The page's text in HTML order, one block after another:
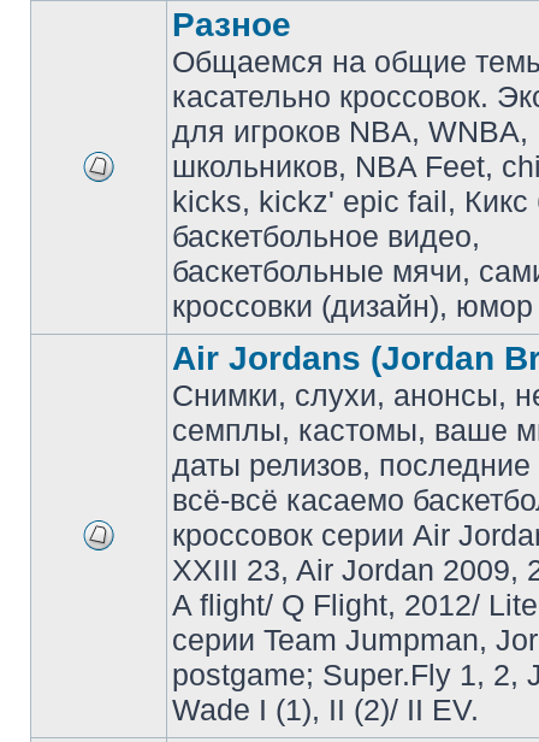
Разное
Общаемся на общие
касательно кроссовок.
для игроков NBA, WNBA,
школьников, NBA Feet,
kicks, kickz' epic fail, Кикс
баскетбольное видео,
баскетбольные мячи,
кроссовки (дизайн),
Air Jordans (Jordan
Снимки, слухи, анонсы,
семплы, кастомы, ваше
даты релизов, последние
всё-всё касаемо
кроссовок серии Air
XXIII 23, Air Jordan 2009,
A flight/ Q Flight, 2012/
серии Team Jumpman,
postgame; Super.Fly 1, 2,
Wade I (1), II (2)/ II EV.